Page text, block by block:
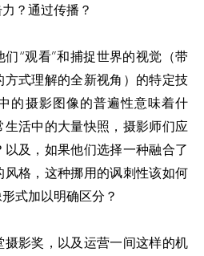
？通过传播？
“观看”和捕捉世界的视觉（带
式理解的全新视角）的特定技
的摄影图像的普遍性意味着什
活中的大量快照，摄影师们应
及，如果他们选择一种融合了
格，这种挪用的讽刺性该如何
式加以明确区分？
影奖，以及运营一间这样的机